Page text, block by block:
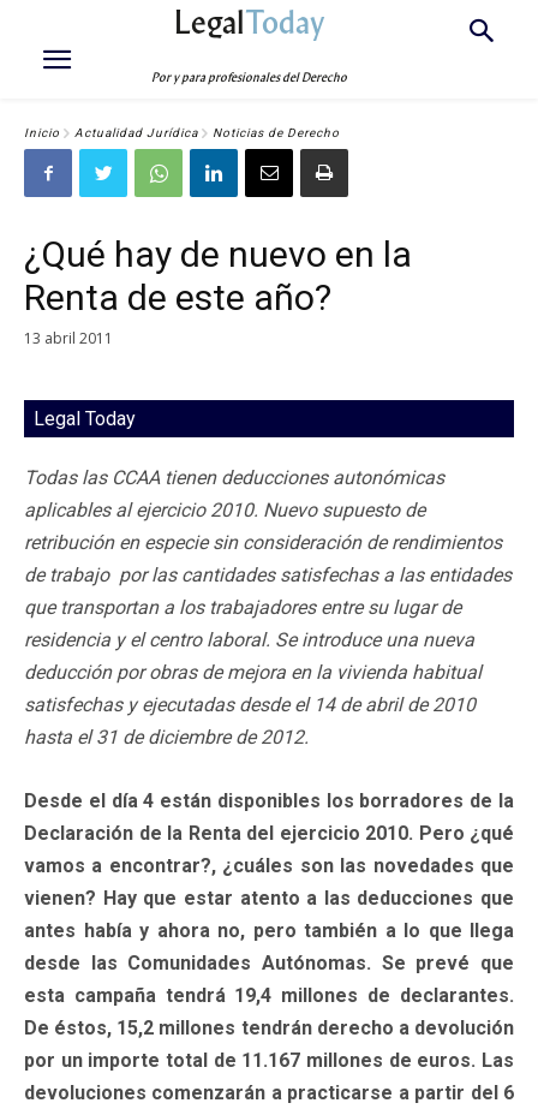
LegalToday
Por y para profesionales del Derecho
Inicio Actualidad Jurídica Noticias de Derecho
¿Qué hay de nuevo en la
Renta de este año?
13 abril 2011
Legal Today
Todas las CCAA tienen deducciones autonómicas
aplicables al ejercicio 2010. Nuevo supuesto de
retribución en especie sin consideración de rendimientos
de trabajo por las cantidades satisfechas a las entidades
que transportan a los trabajadores entre su lugar de
residencia y el centro laboral. Se introduce una nueva
deducción por obras de mejora en la vivienda habitual
satisfechas y ejecutadas desde el 14 de abril de 2010
hasta el 31 de diciembre de 2012.
Desde el día 4 están disponibles los borradores de la
Declaración de la Renta del ejercicio 2010. Pero ¿qué
vamos a encontrar?, ¿cuáles son las novedades que
vienen? Hay que estar atento a las deducciones que
antes había y ahora no, pero también a lo que llega
desde las Comunidades Autónomas. Se prevé que
esta campaña tendrá 19,4 millones de declarantes.
De éstos, 15,2 millones tendrán derecho a devolución
por un importe total de 11.167 millones de euros. Las
devoluciones comenzarán a practicarse a partir del 6